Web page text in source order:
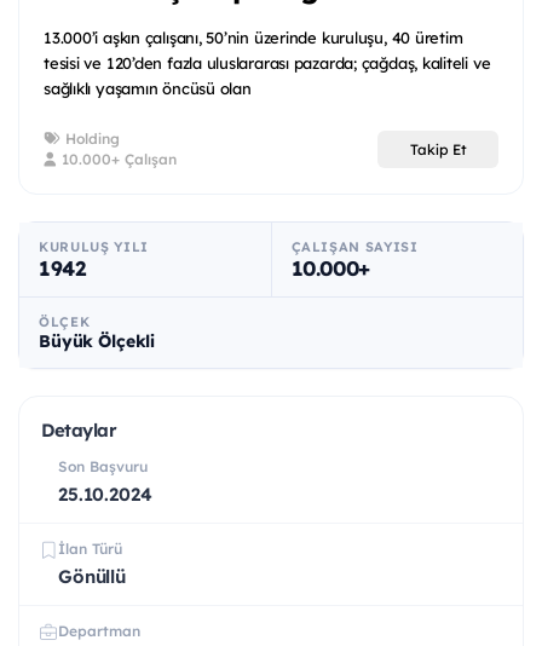
13.000’i aşkın çalışanı, 50’nin üzerinde kuruluşu, 40 üretim
tesisi ve 120’den fazla uluslararası pazarda; çağdaş, kaliteli ve
sağlıklı yaşamın öncüsü olan
Holding
10.000+ Çalışan
Takip Et
KURULUŞ YILI
1942
ÇALIŞAN SAYISI
10.000+
ÖLÇEK
Büyük Ölçekli
Detaylar
Son Başvuru
25.10.2024
İlan Türü
Gönüllü
Departman